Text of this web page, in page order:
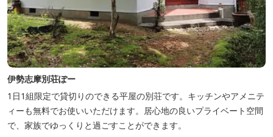
伊勢志摩別荘ぽー
1日1組限定で貸切りのできる平屋の別荘です。キッチンやアメニテ
ィーも無料でお使いいただけます。居心地の良いプライベート空間
で、家族でゆっくりと過ごすことができます。